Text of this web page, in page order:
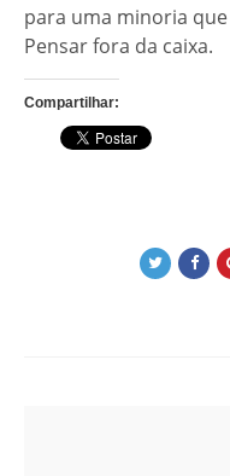
para uma minoria
Pensar fora da caixa.
Compartilhar: